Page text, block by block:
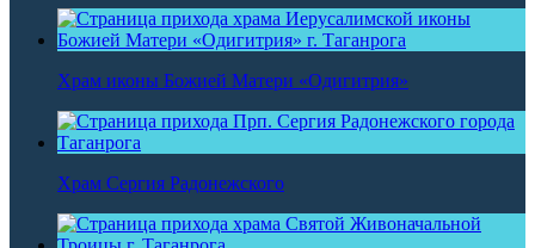
Храм иконы Божией Матери «Одигитрия»
Храм Сергия Радонежского